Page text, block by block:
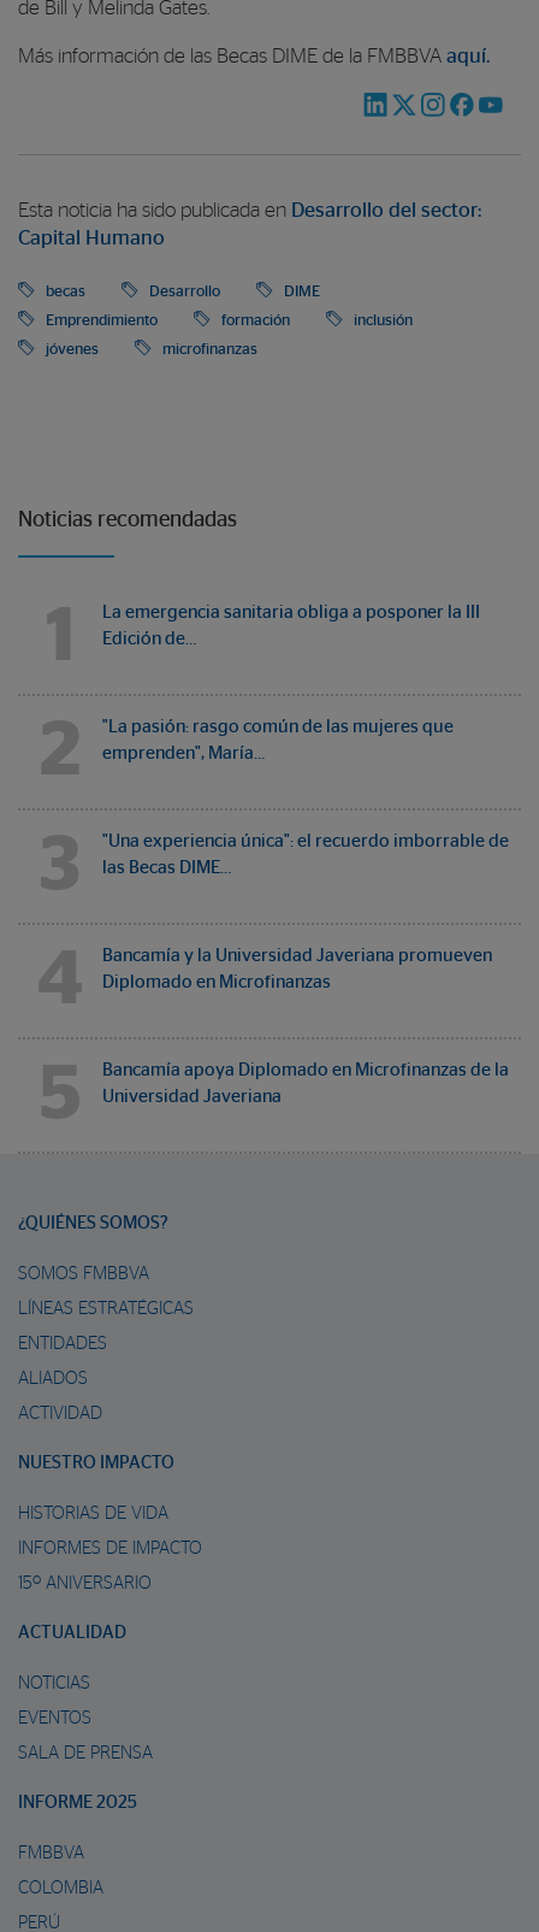
de Bill y Melinda Gates.
Más información de las Becas DIME de la FMBBVA aquí.
Esta noticia ha sido publicada en Desarrollo del sector:
Capital Humano
becas Desarrollo
DIME
Emprendimiento
formación
inclusión
jóvenes
microfinanzas
Noticias recomendadas
1
La emergencia sanitaria obliga a posponer la III
Edición de…
2
"La pasión: rasgo común de las mujeres que
emprenden", María…
3
"Una experiencia única": el recuerdo imborrable de
las Becas DIME…
4
Bancamía y la Universidad Javeriana promueven
Diplomado en Microfinanzas
5
Bancamía apoya Diplomado en Microfinanzas de la
Universidad Javeriana
¿QUIÉNES SOMOS?
SOMOS FMBBVA
LÍNEAS ESTRATÉGICAS
ENTIDADES
ALIADOS
ACTIVIDAD
NUESTRO IMPACTO
HISTORIAS DE VIDA
INFORMES DE IMPACTO
15º ANIVERSARIO
ACTUALIDAD
NOTICIAS
EVENTOS
SALA DE PRENSA
INFORME 2025
FMBBVA
COLOMBIA
PERÚ